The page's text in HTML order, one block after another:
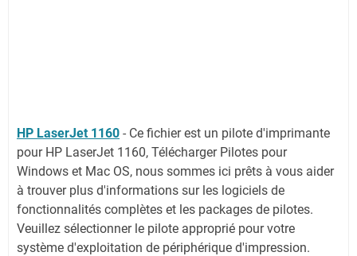
HP LaserJet 1160 - Ce fichier est un pilote d'imprimante
pour HP LaserJet 1160, Télécharger Pilotes pour
Windows et Mac OS, nous sommes ici prêts à vous aider
à trouver plus d'informations sur les logiciels de
fonctionnalités complètes et les packages de pilotes.
Veuillez sélectionner le pilote approprié pour votre
système d'exploitation de périphérique d'impression.